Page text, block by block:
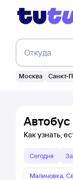
Откуда
Москва Санкт-
Как узнать,
Сегодня
Малиновка,